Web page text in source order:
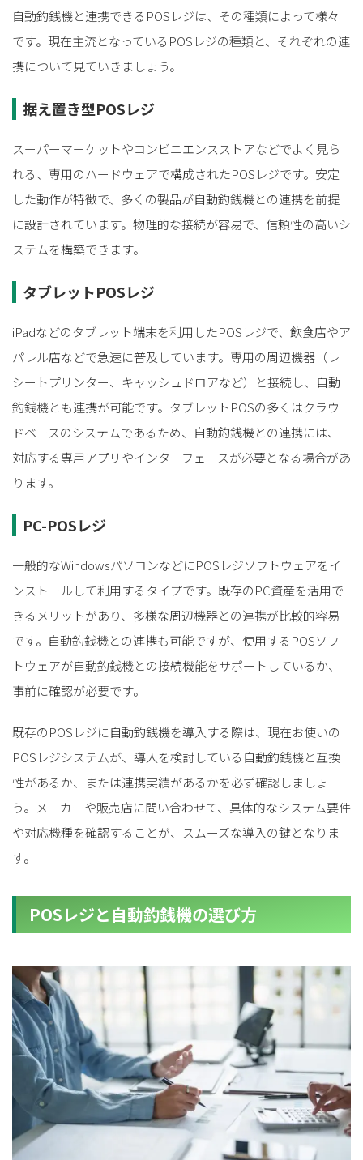
自動釣銭機と連携できるPOSレジは、その種類によって様々
です。現在主流となっているPOSレジの種類と、それぞれの連
携について見ていきましょう。
据え置き型POSレジ
スーパーマーケットやコンビニエンスストアなどでよく見ら
れる、専用のハードウェアで構成されたPOSレジです。安定
した動作が特徴で、多くの製品が自動釣銭機との連携を前提
に設計されています。物理的な接続が容易で、信頼性の高いシ
ステムを構築できます。
タブレットPOSレジ
iPadなどのタブレット端末を利用したPOSレジで、飲食店やア
パレル店などで急速に普及しています。専用の周辺機器（レ
シートプリンター、キャッシュドロアなど）と接続し、自動
釣銭機とも連携が可能です。タブレットPOSの多くはクラウ
ドベースのシステムであるため、自動釣銭機との連携には、
対応する専用アプリやインターフェースが必要となる場合があ
ります。
PC-POSレジ
一般的なWindowsパソコンなどにPOSレジソフトウェアをイ
ンストールして利用するタイプです。既存のPC資産を活用で
きるメリットがあり、多様な周辺機器との連携が比較的容易
です。自動釣銭機との連携も可能ですが、使用するPOSソフ
トウェアが自動釣銭機との接続機能をサポートしているか、
事前に確認が必要です。
既存のPOSレジに自動釣銭機を導入する際は、現在お使いの
POSレジシステムが、導入を検討している自動釣銭機と互換
性があるか、または連携実績があるかを必ず確認しましょ
う。メーカーや販売店に問い合わせて、具体的なシステム要件
や対応機種を確認することが、スムーズな導入の鍵となりま
す。
POSレジと自動釣銭機の選び方